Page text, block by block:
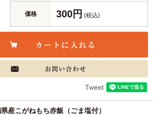
価格 300円 (税込)
Tweet
産こがねもち赤飯（ごま塩付）